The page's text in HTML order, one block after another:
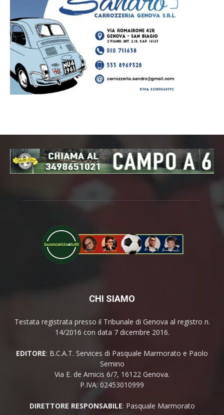
CHI SIAMO
Testata registrata presso il Tribunale di Genova al registro n.
14/2016 con data 7 dicembre 2016.
EDITORE: B.C.A.T. Services di Pasquale Marmorato e Paolo
Semino
Via E. de Amicis 6/7, 16122 Genova.
P.IVA: 02453010999
DIRETTORE RESPONSABILE: Pasquale Marmorato